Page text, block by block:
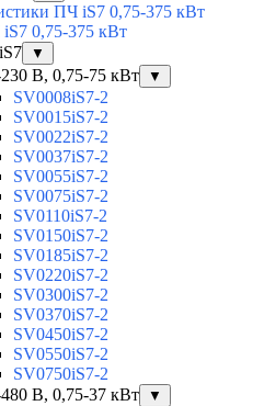
ПЧ iS7 0,75-375 кВт
0,75-375 кВт
▼
В, 0,75-75 кВт ▼
SV0008iS7-2
SV0015iS7-2
SV0022iS7-2
SV0037iS7-2
SV0055iS7-2
SV0075iS7-2
SV0110iS7-2
SV0150iS7-2
SV0185iS7-2
SV0220iS7-2
SV0300iS7-2
SV0370iS7-2
SV0450iS7-2
SV0550iS7-2
SV0750iS7-2
В, 0,75-37 кВт
▼